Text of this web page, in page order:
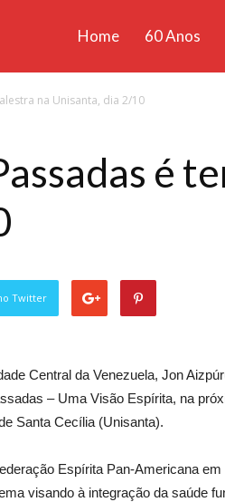
Home 60 Anos
na Unisanta, dia 2/10
é
Twitter
Central da Venezuela, Jon
– Uma Visão Espírita, na
Santa Cecília (Unisanta).
Espírita Pan-Americana
visando à integração da saúde